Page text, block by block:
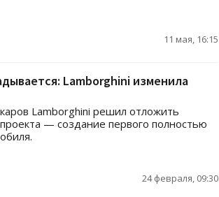
11 мая, 16:15
Lamborghini изменила
Lamborghini решил отложить
— создание первого полностью
24 февраля, 09:30